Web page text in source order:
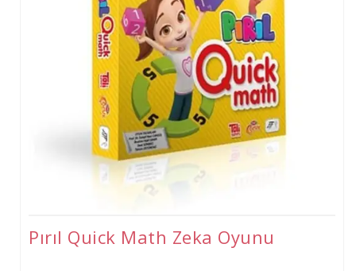
Gelişim Atölyeleri (2-6 Yaş)
Beceri Atölyeleri(5-12 Yaş)
Pırıl Quick Math Zeka Oyunu